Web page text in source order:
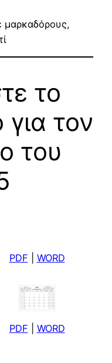
μαρκαδόρους,
το
τον
του
PDF WORD
PDF
WORD